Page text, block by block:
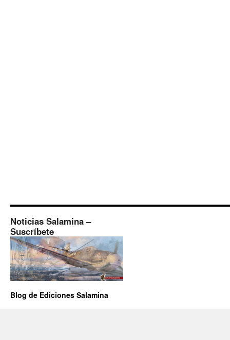
Noticias Salamina –
Suscríbete
Blog de Ediciones Salamina